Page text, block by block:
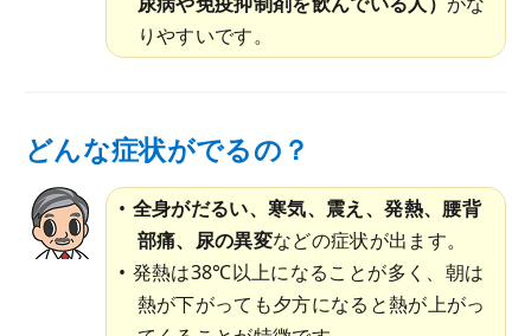
りやすいです。
どんな症状がでるの？
全身がだるい、寒気、震え、発熱、腰背
部痛、尿の異変などの症状が出ます。
発熱は38℃以上になることが多く、朝は
熱が下がっても夕方になると熱が上がっ